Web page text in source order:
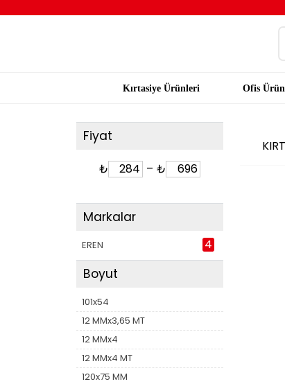
Kırtasiye Ürünleri Ofis
Fiyat
₺ – ₺
Markalar
EREN 4
Boyut
101x54
12 MMx3,65 MT
12 MMx4
12 MMx4 MT
120x75 MM